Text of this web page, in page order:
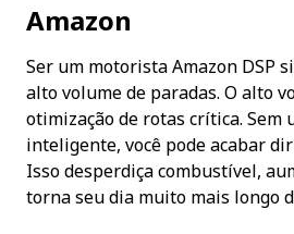
Amazon
Ser um motorista Amazon DSP
alto volume de paradas. O alto
otimização de rotas crítica. Sem
inteligente, você pode acabar
Isso desperdiça combustível,
torna seu dia muito mais longo